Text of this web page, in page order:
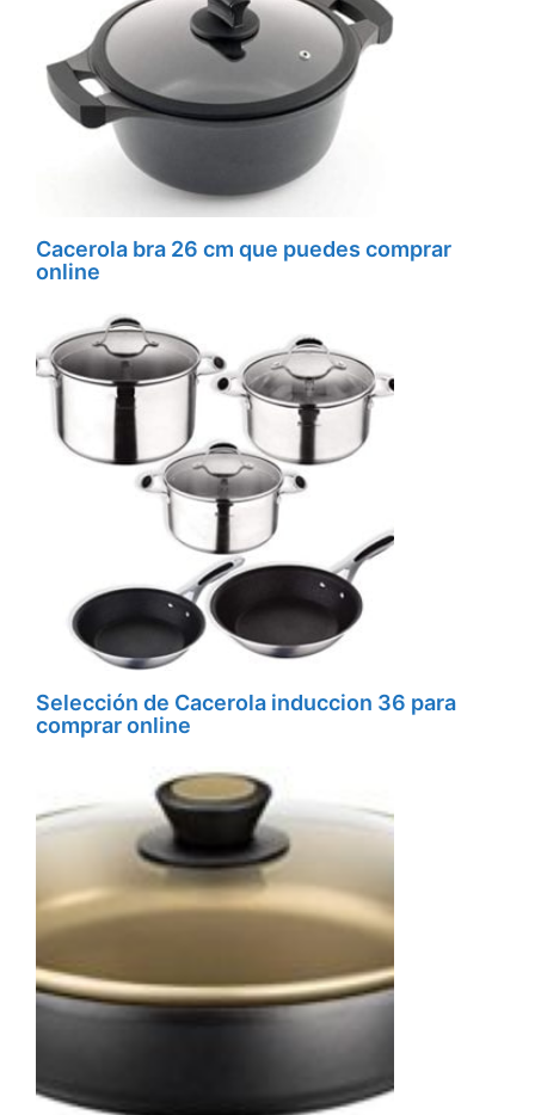
Cacerola bra 26 cm que puedes comprar
online
Selección de Cacerola induccion 36 para
comprar online